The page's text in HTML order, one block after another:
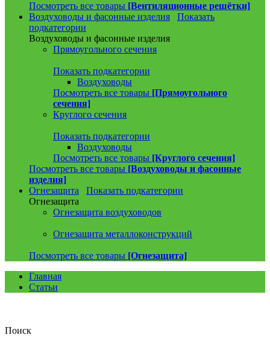
Посмотреть все товары [Вентиляционные решётки]
Воздуховоды и фасонные изделия
Показать
подкатегории
Воздуховоды и фасонные изделия
Прямоугольного сечения
Показать подкатегории
Воздуховоды
Посмотреть все товары [Прямоугольного
сечения]
Круглого сечения
Показать подкатегории
Воздуховоды
Посмотреть все товары [Круглого сечения]
Посмотреть все товары [Воздуховоды и фасонные
изделия]
Огнезащита
Показать подкатегории
Огнезащита
Огнезащита воздуховодов
Огнезащита металлоконструкций
Посмотреть все товары [Огнезащита]
Главная
Статьи
Поиск